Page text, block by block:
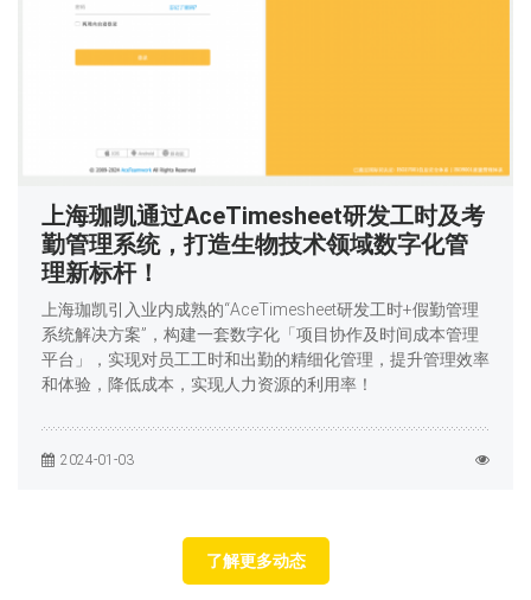
上海珈凯通过AceTimesheet研发工时及考
勤管理系统，打造生物技术领域数字化管
理新标杆！
上海珈凯引入业内成熟的“AceTimesheet研发工时+假勤管理
系统解决方案”，构建一套数字化「项目协作及时间成本管理
平台」，实现对员工工时和出勤的精细化管理，提升管理效率
和体验，降低成本，实现人力资源的利用率！
2024-01-03
了解更多动态